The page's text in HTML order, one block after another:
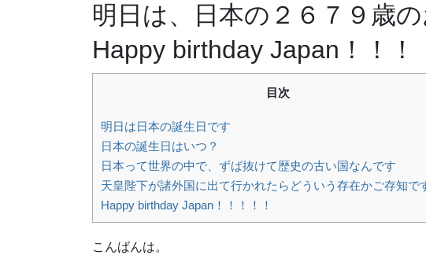
明日は、日本の２６７９歳の
Happy birthday Japan！！！
目次
明日は日本の誕生日です
日本の誕生日はいつ？
日本って世界の中で、ずば抜けて歴史の古い国なんです
天皇陛下が諸外国に出て行かれたらどういう存在かご存知で
Happy birthday Japan！！！！！
こんばんは。